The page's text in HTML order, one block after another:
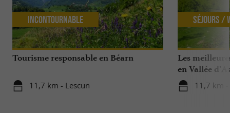
Tourisme responsable en Béarn
11,7 km - Lescun
Incontournable
Les
en Vallée
11,7 km -
Séjours /